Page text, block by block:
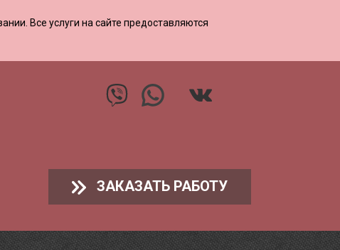
Все услуги на сайте предоставляются
ЗАКАЗАТЬ РАБОТУ